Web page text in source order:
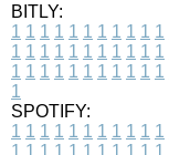
BITLY:
1 1 1 1 1 1 1 1 1 1 1
1 1 1 1 1 1 1 1 1 1 1
1 1 1 1 1 1 1 1 1 1 1
1
SPOTIFY:
1 1 1 1 1 1 1 1 1 1 1
1 1 1 1 1 1 1 1 1 1 1